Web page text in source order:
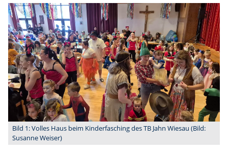
Bild 1: Volles Haus beim Kinderfasching des TB Jahn Wiesau (Bild:
Susanne Weiser)